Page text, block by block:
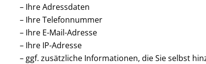
– Ihre Adressdaten
– Ihre Telefonnummer
– Ihre E-Mail-Adresse
– Ihre IP-Adresse
– ggf. zusätzliche Informationen, die Sie selbst